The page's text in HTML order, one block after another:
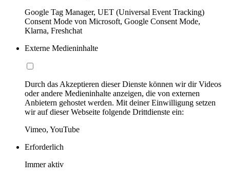
Google Tag Manager, UET (Universal Event Tracking)
Consent Mode von Microsoft, Google Consent Mode,
Klarna, Freshchat
Externe Medieninhalte
Durch das Akzeptieren dieser Dienste können wir dir Videos
oder andere Medieninhalte anzeigen, die von externen
Anbietern gehostet werden. Mit deiner Einwilligung setzen
wir auf dieser Webseite folgende Drittdienste ein:
Vimeo, YouTube
Erforderlich
Immer aktiv